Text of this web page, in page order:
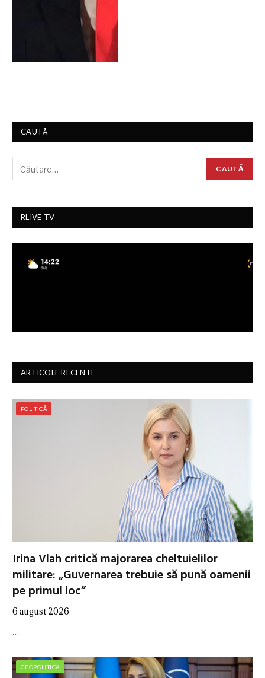
CAUTĂ
RLIVE TV
ARTICOLE RECENTE
POLITICĂ
Irina Vlah critică majorarea cheltuielilor
militare: „Guvernarea trebuie să pună oamenii
pe primul loc”
6 august 2026
…
GEOPOLITICA